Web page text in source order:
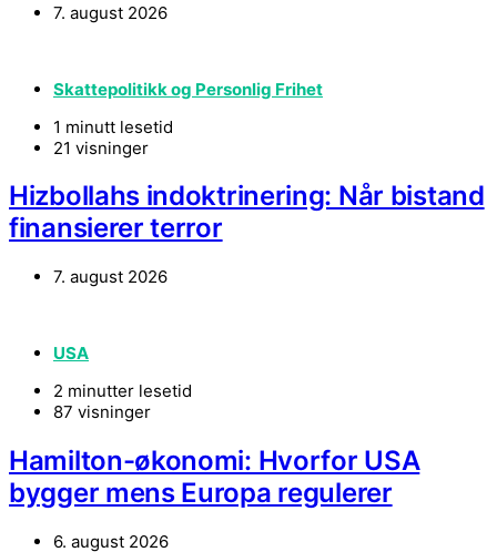
7. august 2026
Skattepolitikk og Personlig Frihet
1 minutt lesetid
21 visninger
Hizbollahs indoktrinering: Når bistand
finansierer terror
7. august 2026
USA
2 minutter lesetid
87 visninger
Hamilton-økonomi: Hvorfor USA
bygger mens Europa regulerer
6. august 2026